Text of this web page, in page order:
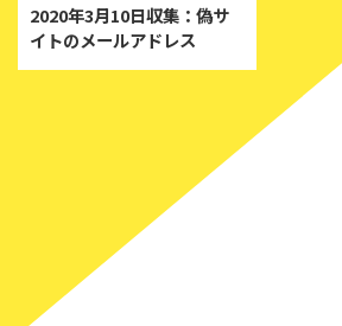
2020年3月10日収集：偽サ
イトのメールアドレス